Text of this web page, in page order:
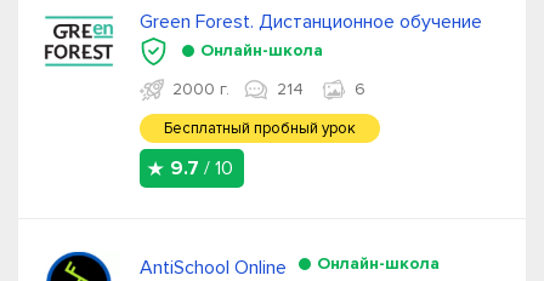
Green Forest. Дистанционное обучение
Онлайн-школа
2000 г.
214 6
Бесплатный пробный урок
9.7 / 10
AntiSchool Online
Онлайн-школа